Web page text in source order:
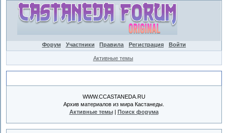
Форум Участники Правила Регистрация Войти
Активные темы
WWW.CCASTANEDA.RU
Архив материалов из мира Кастанеды.
Активные темы| Поиск форума